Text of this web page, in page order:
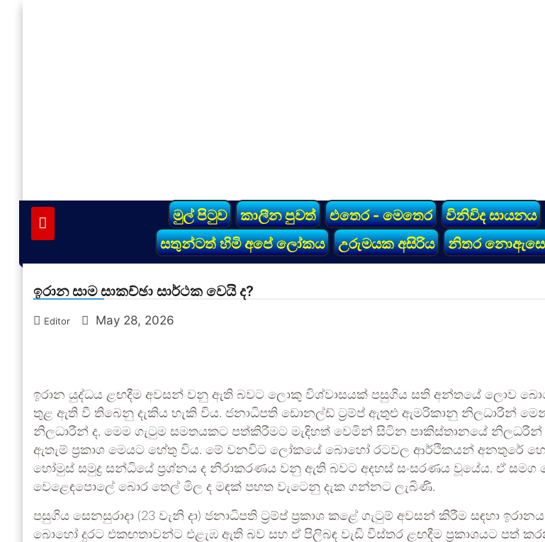
මුල් පිටුව කාලීන පුවත් එතෙර - මෙතෙර විනිවිද සායනය
සතුන්ටත් හිමි අපේ ලෝකය
උරුමයක අසිරිය නිතර
ඉරාන සාම සාකච්ඡා සාර්ථක වෙයි ද?
Editor May 28, 2026
ඉරාන යුද්ධය ළඟදීම අවසන් වනු ඇති බවට ලොකු විශ්වාසයක් පසුගිය සති අන්තයේ ලොව
තුළ ඇති වී තිබෙනු දැකිය හැකි විය. ජනාධිපති ඩොනල්ඩ් ට්‍රම්ප් ඇතුළු ඇමරිකානු නිලධාරීන්
නිලධාරීන් ද, මෙම ගැටුම සමතයකට පත්කිරීමට මැදිහත් වෙමින් සිටින පාකිස්තානයේ නිලධරීන්
ඇතැම් ප්‍රකාශ මෙයට හේතු විය. මේ වනවිට ලෝකයේ බොහෝ රටවල ආර්ථිකයන් අනතුරේ
හෝමුස් සමුද්‍ර සන්ධියේ ප්‍රශ්නය ද නිරාකරණය වනු ඇති බවට අදහස් සංසරණය වූයේය. ඒ
වෙළෙඳපොලේ බොර තෙල් මිල ද මඳක් පහත වැටෙනු දැක ගන්නට ලැබිණි.
පසුගිය සෙනසුරාදා (23 වැනි දා) ජනාධිපති ට්‍රම්ප් ප්‍රකාශ කළේ ගැටුම් අවසන් කිරීම සඳහා
බොහෝ දුරට එකඟතාවන්ට එළැඹ ඇති බව සහ ඒ පිලිබඳ වැඩි විස්තර ළඟදීම ප්‍රකාශයට පත්